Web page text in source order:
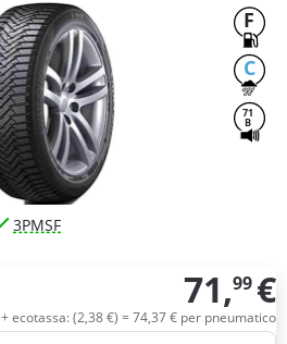
F
C
71
B
3PMSF
71,99 €
+ ecotassa: (2,38€) = 74,37€ per pneumatico